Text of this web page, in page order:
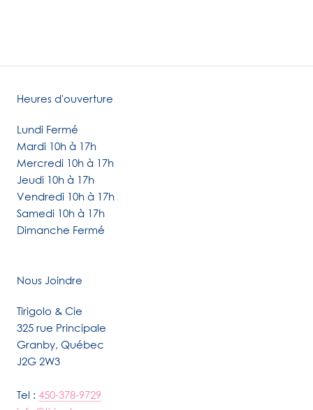
Heures d'ouverture
Lundi Fermé
Mardi 10h à 17h
Mercredi 10h à 17h
Jeudi 10h à 17h
Vendredi 10h à 17h
Samedi 10h à 17h
Dimanche Fermé
Nous Joindre
Tirigolo & Cie
325 rue Principale
Granby, Québec
J2G 2W3
Tel : 450-378-9729